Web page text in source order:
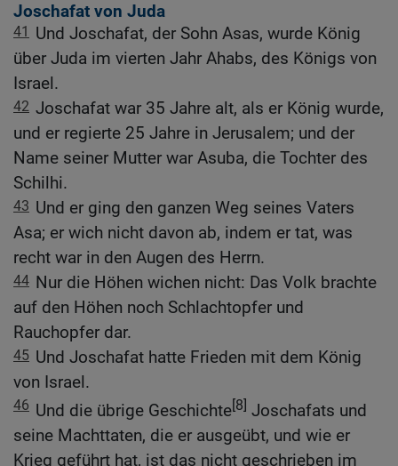
Joschafat von Juda
41 Und Joschafat, der Sohn Asas, wurde König
über Juda im vierten Jahr Ahabs, des Königs von
Israel.
42 Joschafat war 35 Jahre alt, als er König wurde,
und er regierte 25 Jahre in Jerusalem; und der
Name seiner Mutter war Asuba, die Tochter des
Schilhi.
43 Und er ging den ganzen Weg seines Vaters
Asa; er wich nicht davon ab, indem er tat, was
recht war in den Augen des Herrn.
44 Nur die Höhen wichen nicht: Das Volk brachte
auf den Höhen noch Schlachtopfer und
Rauchopfer dar.
45 Und Joschafat hatte Frieden mit dem König
von Israel.
46 Und die übrige Geschichte[8] Joschafats und
seine Machttaten, die er ausgeübt, und wie er
Krieg geführt hat, ist das nicht geschrieben im